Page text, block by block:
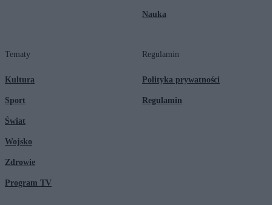
Nauka
Tematy
Kultura
Sport
Świat
Wojsko
Zdrowie
Program TV
Regulamin
Polityka prywatności
Regulamin